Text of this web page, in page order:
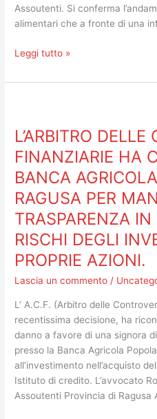
Assoutenti. Si conferma
alimentari che a fronte di una
Leggi tutto »
L’ARBITRO DELLE
FINANZIARIE HA
BANCA
RAGUSA PER
TRASPARENZA IN
RISCHI DEGLI
PROPRIE AZIONI.
Lascia un commento /
L’ A.C.F. (Arbitro delle
recentissima decisione, ha
danno a favore di una signora
presso la Banca Agricola
all’investimento nell’acquisto
Istituto di credito. L’avvocato
Assoutenti Provincia di Ragusa
CONTROVERSIE
FINANZIARIE
HA
CONDANNATO
LA
BANCA
AGRICOLA
POPOLARE
DI
PER
MANCATA
TRASPARENZA
IN
MERITO
AI
RISCHI
DEGLI